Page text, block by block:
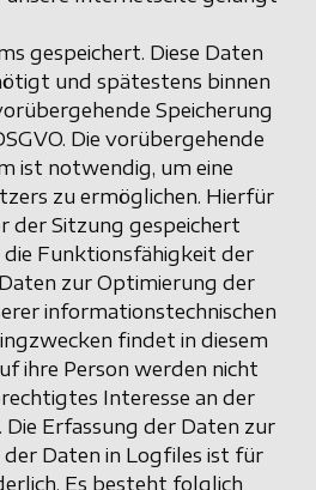
gespeichert. Diese Daten
und spätestens binnen
Speicherung
Die vorübergehende
ist notwendig, um eine
zu ermöglichen. Hierfür
der Sitzung gespeichert
die Funktionsfähigkeit der
zur Optimierung der
informationstechnischen
findet in diesem
ihre Person werden nicht
Interesse an der
Die Erfassung der Daten zur
Daten in Logfiles ist für
Es besteht folglich